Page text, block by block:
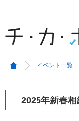
イベント一覧
2025年新春